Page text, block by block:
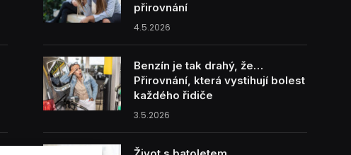
přirovnání
4.5.2026
Benzín je tak drahý, že…
Přirovnání, která vystihují bolest
každého řidiče
3.5.2026